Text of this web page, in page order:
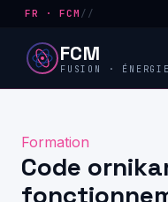
FR · FCM //
FCM
FUSION ·
Formation
Code